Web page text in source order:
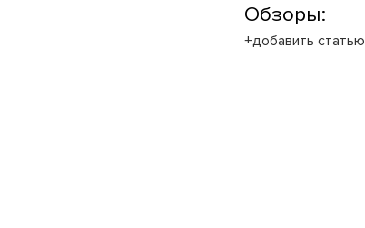
Обзоры:
+добавить